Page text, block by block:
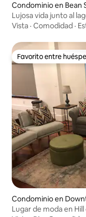
Condominio en Bean
Lujosa vida junto al
piscina
Vista · Comodidad ·
Favorito entre
Favorito entre
Condominio en
Lugar de moda en